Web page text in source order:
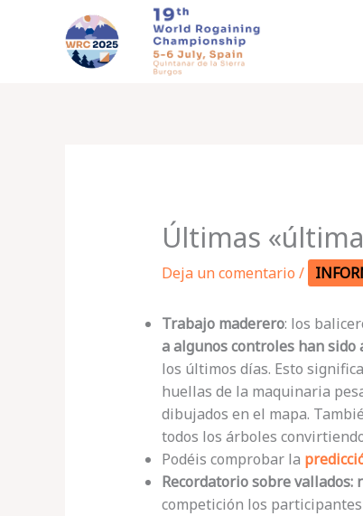
Últimas
Deja un comentario /
Trabajo maderero: los
a algunos controles han
los últimos días. Esto
huellas de la maquinaria
dibujados en el mapa.
todos los árboles
Podéis comprobar la
Recordatorio sobre vallados:
competición los